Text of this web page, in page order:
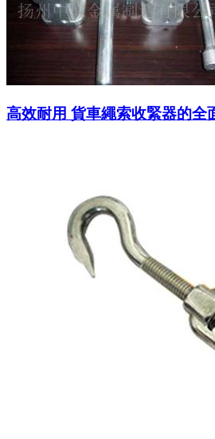
高效耐用 貨車繩索收緊器的全